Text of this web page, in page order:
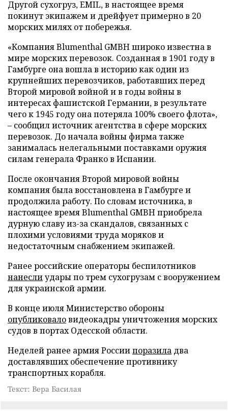
Другой сухогруз, EMIL, в настоящее время
покинут экипажем и дрейфует примерно в 20
морских милях от побережья.
«Компания Blumenthal GMBH широко известна в
мире морских перевозок. Созданная в 1901 году в
Гамбурге она вошла в историю как один из
крупнейших перевозчиков, работавших перед
Второй мировой войной и в годы войны в
интересах фашистской Германии, в результате
чего к 1945 году она потеряла 100% своего флота»,
– сообщил источник агентства в сфере морских
перевозок. До начала войны фирма также
занималась нелегальными поставками оружия
силам генерала Франко в Испании.
После окончания Второй мировой войны
компания была восстановлена в Гамбурге и
продолжила работу. По словам источника, в
настоящее время Blumenthal GMBH приобрела
дурную славу из-за скандалов, связанных с
плохими условиями труда моряков и
недостаточным снабжением экипажей.
Ранее российские операторы беспилотников
нанеслиудары по трем сухогрузам с вооружением
для украинской армии.
В конце июля Министерство обороны
опубликоваловидеокадры уничтожения морских
судов в портах Одесской области.
Неделей ранее армия Россиипоразила два
доставлявших обеспечение противнику
транспортных корабля.
Текст: Вера Басилая